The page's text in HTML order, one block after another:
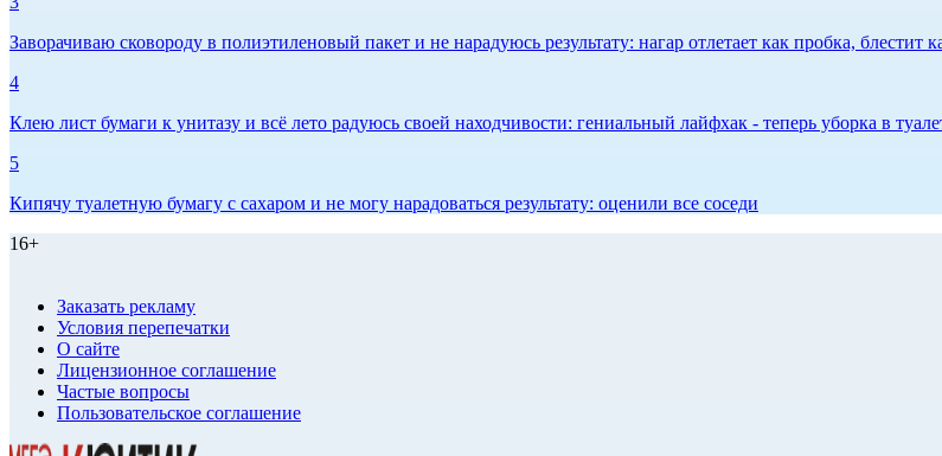
Заворачиваю сковороду в полиэтиленовый пакет и не нарадуюсь результату: нагар отлетает как пробка, блестит
4
Клею лист бумаги к унитазу и всё лето радуюсь своей находчивости: гениальный лайфхак - теперь уборка в
5
Кипячу туалетную бумагу с сахаром и не могу нарадоваться результату: оценили все соседи
16+
Заказать рекламу
Условия перепечатки
О сайте
Лицензионное соглашение
Частые вопросы
Пользовательское соглашение